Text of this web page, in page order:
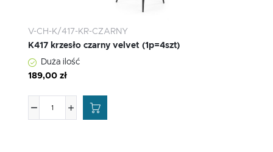
V-CH-K/417-KR-CZARNY
K417 krzesło czarny velvet (1p=4szt)
Duża ilość
189,00 zł